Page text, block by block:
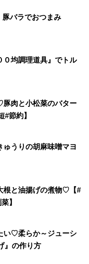
豚バラでおつまみ
０均調理道具』でトル
肉と小松菜のバター
節約】
ゅうりの胡麻味噌マヨ
と油揚げの煮物♡【#
】
い♡柔らか～ジューシ
』の作り方